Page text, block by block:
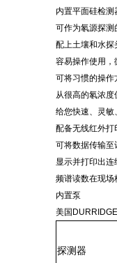
内置平面硅检
可作为氡源探测
配上土壤和水探
容易操作使用，
可将习惯的操作
从很高的氡浓度
给您快速、灵敏
配备无线红外打
可将数据传输至
显示并打印出
频谱读数在现场
内置泵
美国
探测器